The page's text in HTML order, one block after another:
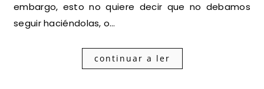
embargo, esto no quiere decir que no debamos
seguir haciéndolas, o…
continuar a ler